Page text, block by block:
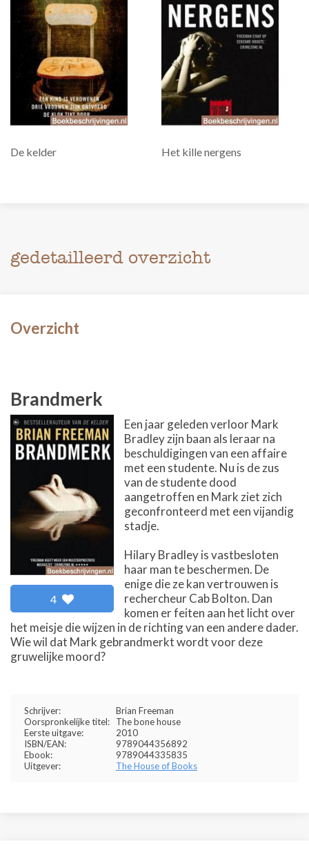
De kelder Het kille nergens
gedetailleerd overzicht
Overzicht
Brandmerk
4
Een jaar geleden verloor Mark
Bradley zijn baan als leraar na
beschuldigingen van een affaire
met een studente. Nu is de zus
van de studente dood
aangetroffen en Mark ziet zich
geconfronteerd met een vijandig
stadje.
Hilary Bradley is vastbesloten
haar man te beschermen. De
enige die ze kan vertrouwen is
rechercheur Cab Bolton. Dan
komen er feiten aan het licht over
het meisje die wijzen in de richting van een andere dader.
Wie wil dat Mark gebrandmerkt wordt voor deze
gruwelijke moord?
Schrijver:
Brian Freeman
Oorspronkelijke titel:
The bone house
Eerste uitgave:
2010
ISBN/EAN:
9789044356892
Ebook:
9789044335835
Uitgever:
The House of Books